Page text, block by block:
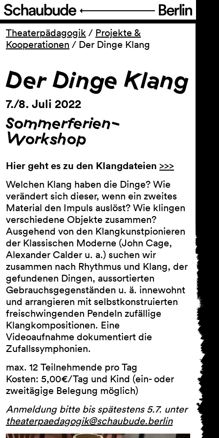
Programm
Service
Über uns
Newsletter
Vorname …
Nachname …
E-Mail Adresse …
Programm
Theaterpädagogik
Theaterpädagogik / Projekte &
Kooperationen / Der Dinge Klang
Der Dinge Klang
7./8. Juli 2022
Sommerferien-
Workshop
Hier geht es zu den Klangdateien >>>
Welchen Klang haben die Dinge? Wie
verändert sich dieser, wenn ein zweites
Material den Impuls auslöst? Wie klingen
verschiedene Objekte zusammen?
Ausgehend von den Klangkunstpionieren
der Klassischen Moderne (John Cage,
Alexander Calder u. a.) suchen wir
zusammen nach Rhythmus und Klang, der
gefundenen Dingen, aussortierten
Gebrauchsgegenständen u. ä. innewohnt
und arrangieren mit selbstkonstruierten
freischwingenden Pendeln zufällige
Klangkompositionen. Eine
Videoaufnahme dokumentiert die
Zufallssymphonien.
max. 12 Teilnehmende pro Tag
Kosten: 5,00€/Tag und Kind (ein- oder
zweitägige Belegung möglich)
Anmeldung bitte bis spätestens 5.7. unter
theaterpaedagogik@schaubude.berlin